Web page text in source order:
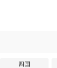
四国